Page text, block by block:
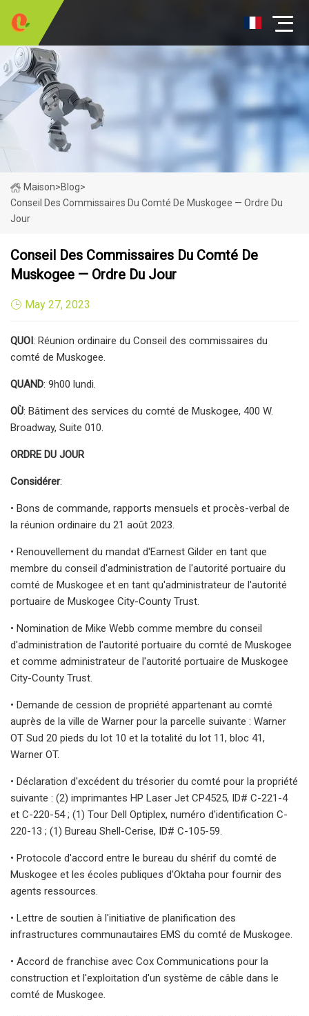
Maison>Blog>
Conseil Des Commissaires Du Comté De Muskogee — Ordre Du
Jour
Conseil Des Commissaires Du Comté De
Muskogee — Ordre Du Jour
May 27, 2023
QUOI: Réunion ordinaire du Conseil des commissaires du
comté de Muskogee.
QUAND: 9h00 lundi.
OÙ: Bâtiment des services du comté de Muskogee, 400 W.
Broadway, Suite 010.
ORDRE DU JOUR
Considérer:
• Bons de commande, rapports mensuels et procès-verbal de
la réunion ordinaire du 21 août 2023.
• Renouvellement du mandat d'Earnest Gilder en tant que
membre du conseil d'administration de l'autorité portuaire du
comté de Muskogee et en tant qu'administrateur de l'autorité
portuaire de Muskogee City-County Trust.
• Nomination de Mike Webb comme membre du conseil
d'administration de l'autorité portuaire du comté de Muskogee
et comme administrateur de l'autorité portuaire de Muskogee
City-County Trust.
• Demande de cession de propriété appartenant au comté
auprès de la ville de Warner pour la parcelle suivante : Warner
OT Sud 20 pieds du lot 10 et la totalité du lot 11, bloc 41,
Warner OT.
• Déclaration d'excédent du trésorier du comté pour la propriété
suivante : (2) imprimantes HP Laser Jet CP4525, ID# C-221-4
et C-220-54 ; (1) Tour Dell Optiplex, numéro d'identification C-
220-13 ; (1) Bureau Shell-Cerise, ID# C-105-59.
• Protocole d'accord entre le bureau du shérif du comté de
Muskogee et les écoles publiques d'Oktaha pour fournir des
agents ressources.
• Lettre de soutien à l'initiative de planification des
infrastructures communautaires EMS du comté de Muskogee.
• Accord de franchise avec Cox Communications pour la
construction et l'exploitation d'un système de câble dans le
comté de Muskogee.